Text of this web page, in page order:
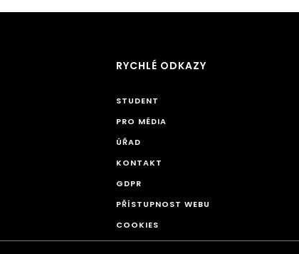
RYCHLÉ ODKAZY
STUDENT
PRO MÉDIA
ÚŘAD
KONTAKT
GDPR
PŘÍSTUPNOST WEBU
COOKIES